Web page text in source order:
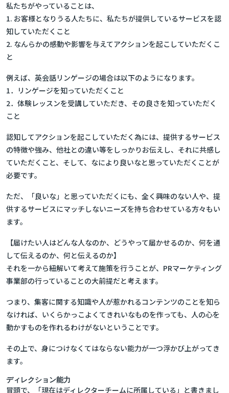
私たちがやっていることは、
1. お客様となりうる人たちに、私たちが提供しているサービスを認
知していただくこと
2. なんらかの感動や影響を与えてアクションを起こしていただくこ
と
例えば、英会話リンゲージの場合は以下のようになります。
1．リンゲージを知っていただくこと
2．体験レッスンを受講していただき、その良さを知っていただく
こと
認知してアクションを起こしていただく為には、提供するサービス
の特徴や強み、他社との違い等をしっかりお伝えし、それに共感し
ていただくこと、そして、なにより 良いなと思っていただくことが
必要です。
ただ、「良いな」と思っていただくにも、全く興味のない人や、提
供するサービスにマッチしないニーズを持ち合わせている方々もい
ます。
【届けたい人はどんな人なのか、どうやって届かせるのか、何を通
して伝えるのか、何と伝えるのか】
それを一から紐解いて考えて施策を行うことが、PRマーケティング
事業部の行っていることの大前提だと考えます。
つまり、集客に関する知識や人が惹かれるコンテンツのことを知ら
なければ、いくらかっこよくてきれいなものを作っても、人の心を
動かすものを作れるわけがないということです。
その上で、身につけなくてはならない能力が一つ浮かび上がってき
ます。
ディレクション能力
冒頭で、「現在はディレクターチームに所属している」と書きまし